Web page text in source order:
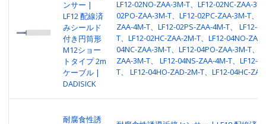
ンサー |
LF12 配線済
みシールド
付き円筒形
M12ショー
トタイプ 2m
ケーブル |
DADISICK
LF12-02NO-ZAA-3M-T、LF12-02NC-ZAA-
02PO-ZAA-3M-T、LF12-02PC-ZAA-3M-T、
ZAA-4M-T、LF12-02PS-ZAA-4M-T、 LF12-
T、LF12-02HC-ZAA-2M-T、LF12-04NO-
04NC-ZAA-3M-T、LF12-04PO-ZAA-3M-T、
ZAA-3M-T、 LF12-04NS-ZAA-4M-T、LF12-
T、 LF12-04HO-ZAD-2M-T、LF12-04HC-
耐腐食性誘